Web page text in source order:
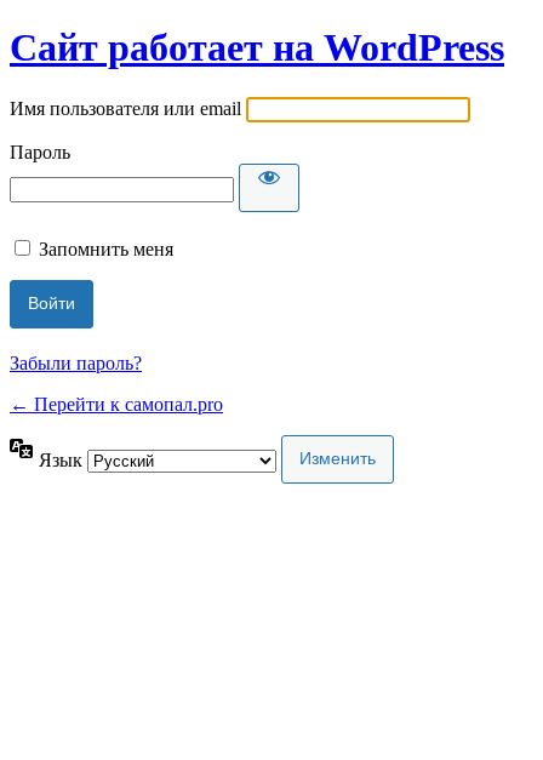
Сайт работает на WordPress
Имя пользователя или email
Пароль
Запомнить меня
Забыли пароль?
← Перейти к самопал.pro
Язык